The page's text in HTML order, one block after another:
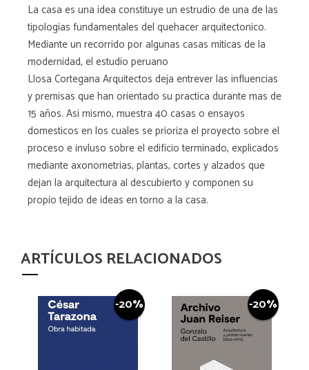
La casa es una idea constituye un estrudio de una de las
tipologias fundamentales del quehacer arquitectonico.
Mediante un recorrido por algunas casas miticas de la
modernidad, el estudio peruano
Llosa Cortegana Arquitectos deja entrever las influencias
y premisas que han orientado su practica durante mas de
15 años. Asi mismo, muestra 40 casas o ensayos
domesticos en los cuales se prioriza el proyecto sobre el
proceso e invluso sobre el edificio terminado, explicados
mediante axonometrias, plantas, cortes y alzados que
dejan la arquitectura al descubierto y componen su
propio tejido de ideas en torno a la casa.
ARTÍCULOS RELACIONADOS
-20% -20%